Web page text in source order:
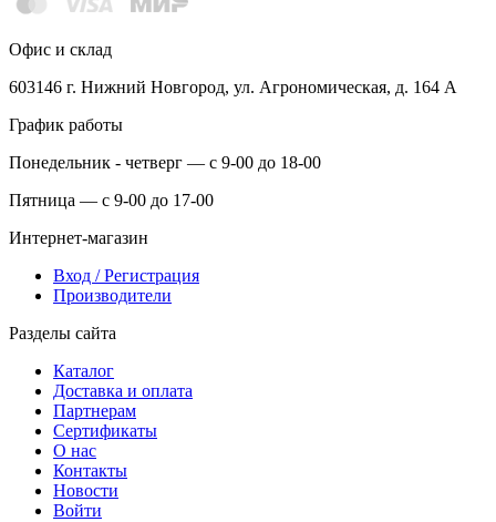
Офис и склад
603146 г. Нижний Новгород, ул. Агрономическая, д. 164 А
График работы
Понедельник - четверг — с 9-00 до 18-00
Пятница — с 9-00 до 17-00
Интернет-магазин
Вход / Регистрация
Производители
Разделы сайта
Каталог
Доставка и оплата
Партнерам
Сертификаты
О нас
Контакты
Новости
Войти